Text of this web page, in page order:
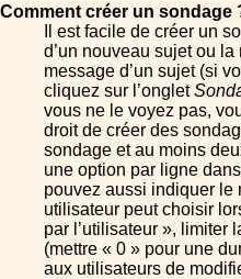
Comment créer un sondage
Il est facile de créer un
d’un nouveau sujet ou
message d’un sujet (si
cliquez sur l’onglet
vous ne le voyez pas,
droit de créer des
sondage et au moins
une option par ligne
pouvez aussi indiquer le
utilisateur peut choisir
par l’utilisateur », limiter
(mettre « 0 » pour une
aux utilisateurs de